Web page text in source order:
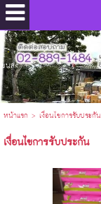
.
ขนส่ง
หน้าแรก > เงื่อนไขการรับประกัน
เงื่อนไขการรับประกัน